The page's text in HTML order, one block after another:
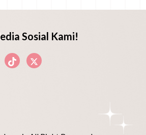
Sosial Kami!